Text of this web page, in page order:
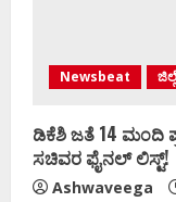
Newsbeat ಜಿಲ್ಲೆ
ಡಿಕೆಶಿ ಜತೆ 14 ಮಂದಿ
ಸಚಿವರ ಫೈನಲ್ ಲಿಸ್ಟ್‌!
Ashwaveega